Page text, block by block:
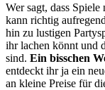
Wer sagt, dass
kann richtig
hin zu lustigen
ihr lachen könnt und
sind. Ein bisschen
entdeckt ihr ja ein
an kleine Preise für